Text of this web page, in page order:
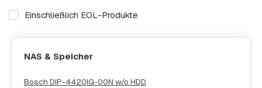
Einschließlich EOL-Produkte
NAS & Speicher
Bosch DIP-4420IG-00N w/o HDD